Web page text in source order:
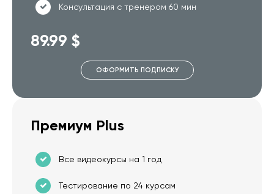
Консультация с тренером 60 мин
89.99 $
ОФОРМИТЬ ПОДПИСКУ
Премиум Plus
Все видеокурсы на 1 год
Тестирование по 24 курсам